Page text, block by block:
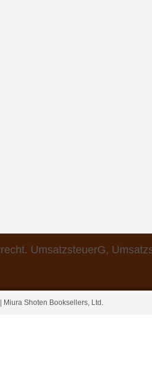
UmsatzsteuerG,
Shoten Booksellers, Ltd.